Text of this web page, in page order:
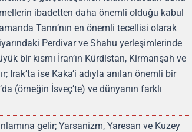
ibadetten daha önemli olduğu kabul
Tanrı’nın en önemli tecellisi olarak
Perdivar ve Shahu yerleşimlerinde
bir kısmı İran’ın Kürdistan, Kirmanşah ve
Irak’ta ise Kaka’i adıyla anılan önemli bir
(örneğin İsveç’te) ve dünyanın farklı
gelir; Yarsanizm, Yaresan ve Kuzey